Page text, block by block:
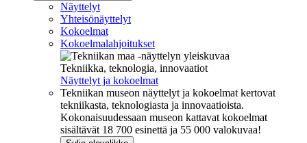
Näyttelyt
Yhteisönäyttelyt
Kokoelmat
Kokoelmalahjoitukset
Tekniikka, teknologia, innovaatiot
Näyttelyt ja kokoelmat
Tekniikan museon näyttelyt ja kokoelmat kertovat
tekniikasta, teknologiasta ja innovaatioista.
Kokonaisuudessaan museon kattavat kokoelmat
sisältävät 18 700 esinettä ja 55 000 valokuvaa!